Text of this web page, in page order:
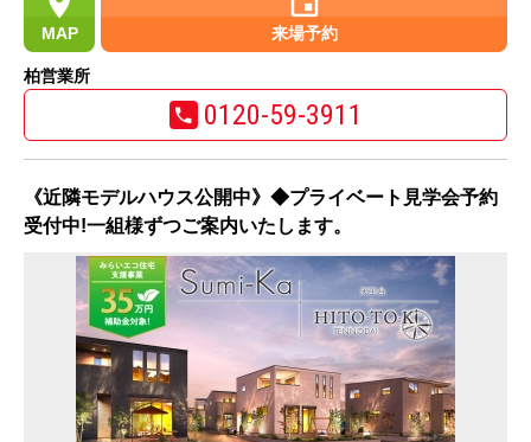
柏営業所
0120-59-3911
MAP 来場予約
《近隣モデルハウス公開中》◆プライベート見学会予約
受付中!一組様ずつご案内いたします。